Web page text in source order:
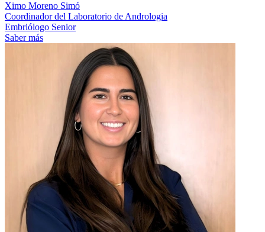
Ximo Moreno Simó
Coordinador del Laboratorio de Andrologia
Embriólogo Senior
Saber más